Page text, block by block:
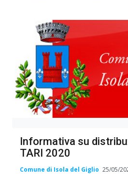
Informativa su
TARI 2020
Comune di Isola del Giglio 25/05/